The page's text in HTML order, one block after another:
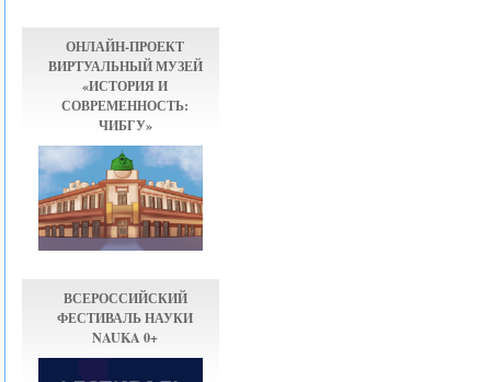
ОНЛАЙН-ПРОЕКТ
ВИРТУАЛЬНЫЙ МУЗЕЙ
«ИСТОРИЯ И
СОВРЕМЕННОСТЬ:
ЧИБГУ»
ВСЕРОССИЙСКИЙ
ФЕСТИВАЛЬ НАУКИ
NAUKA 0+